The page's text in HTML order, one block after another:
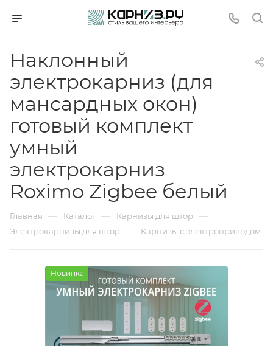
Наклонный
электрокарниз (для
мансардных окон)
готовый комплект
умный
электрокарниз
Roximo Zigbee белый
Главная — Каталог — Карнизы для штор —
Электрокарнизы для штор — Карнизы с электроприводом
Новинка